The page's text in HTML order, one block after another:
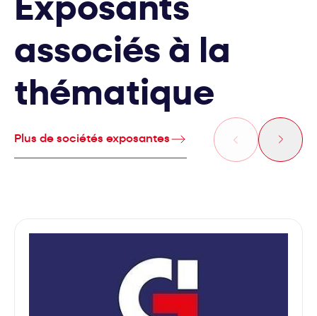
Exposants
associés à la
thématique
Plus de sociétés exposantes